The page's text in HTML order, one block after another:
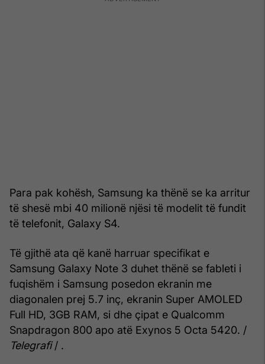
Para pak kohësh, Samsung ka thënë se ka arritur
të shesë mbi 40 milionë njësi të modelit të fundit
të telefonit, Galaxy S4.
Të gjithë ata që kanë harruar specifikat e
Samsung Galaxy Note 3 duhet thënë se fableti i
fuqishëm i Samsung posedon ekranin me
diagonalen prej 5.7 inç, ekranin Super AMOLED
Full HD, 3GB RAM, si dhe çipat e Qualcomm
Snapdragon 800 apo atë Exynos 5 Octa 5420. /
Telegrafi/ .